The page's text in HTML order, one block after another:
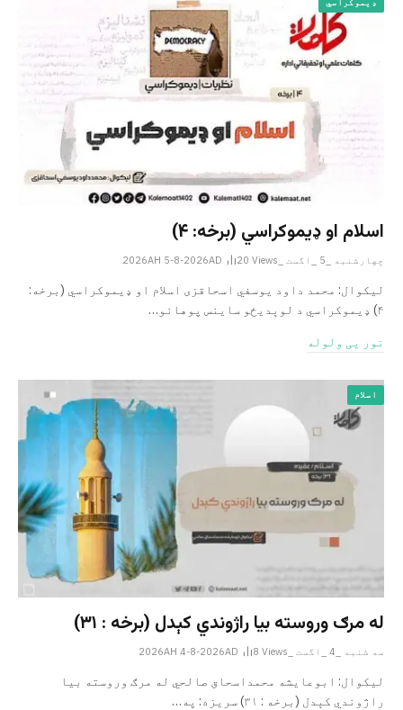
ډیموکراسي
اسلام او ډیموکراسي (برخه: ۴)
چهارشنبه _5 _اگست _2026AH 5-8-2026AD 20 Views
لیکوال: محمد داود یوسفي اسحاقزی اسلام او ډیموکراسي (برخه:
۴) ډیموکراسي د لوېدیځو ساینس پوهانو…
نور یی ولوله
اسلام
له مرګ وروسته بیا راژوندي کېدل (برخه : ۳۱)
سه شنبه _4 _اگست _2026AH 4-8-2026AD 8 Views
لیکوال: ابوعایشه محمداسحاق صالحي له مرګ وروسته بیا
راژوندي کېدل (برخه : ۳۱) سریزه: په…